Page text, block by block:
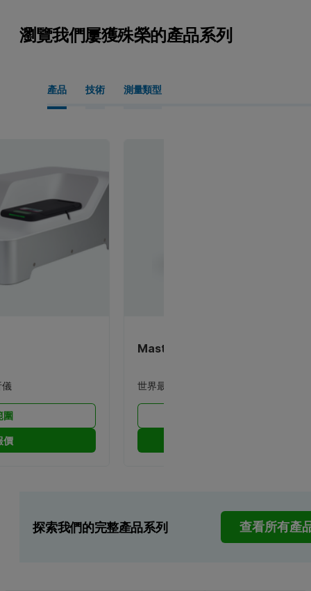
瀏覽我們屢獲殊榮的產品系列
產品 技術 測量類型
儀
圍
價
Mastersizer 系列
世界最受歡迎的粒徑分析儀
探索我們的完整產品系列 查看所有產